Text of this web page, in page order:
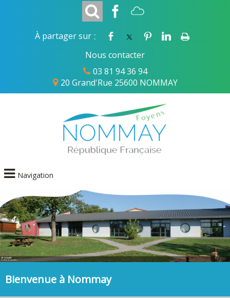
20 Grand'Rue 25600 NOMMAY
03 81 94 36 94
Nous contacter
À partager sur :
Navigation
VIE SCOLAIRE
Ecole & restauration
Bienvenue à Nommay